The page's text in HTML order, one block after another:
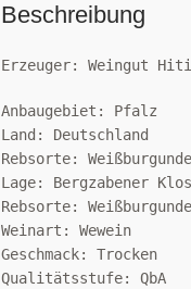
Beschreibung
Erzeuger: Weingut
Anbaugebiet: Pfalz
Land: Deutschland
Rebsorte:
Lage: Bergzabener
Rebsorte:
Weinart: Wewein
Geschmack: Trocken
Qualitätsstufe: QbA